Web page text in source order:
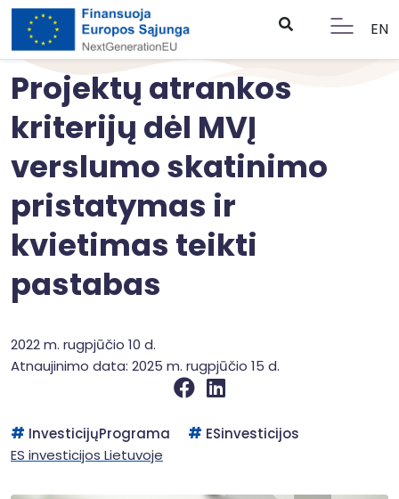
EN
Projektų atrankos
kriterijų dėl MVĮ
verslumo skatinimo
pristatymas ir
kvietimas teikti
pastabas
2022 m. rugpjūčio 10 d.
Atnaujinimo data: 2025 m. rugpjūčio 15 d.
InvesticijųPrograma
ESinvesticijos
ES investicijos Lietuvoje